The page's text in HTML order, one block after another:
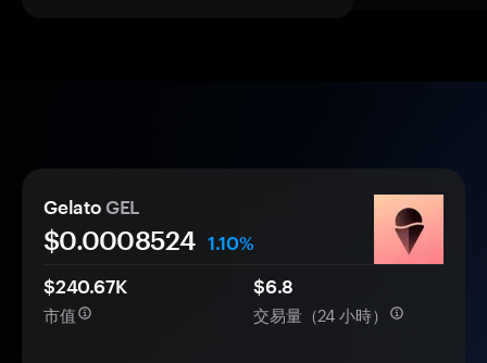
Gelato GEL
$0.0008524
1.10%
$240.67K
市值
$6.8
交易量（24 小時）